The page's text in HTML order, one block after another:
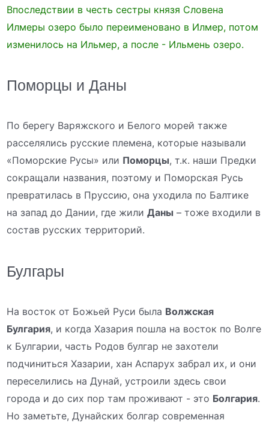
Впоследствии в честь сестры князя Словена
Илмеры озеро было переименовано в Илмер, потом
изменилось на Ильмер, а после - Ильмень озеро.
Поморцы и Даны
По берегу Варяжского и Белого морей также
расселялись русские племена, которые называли
«Поморские Русы» или Поморцы, т.к. наши Предки
сокращали названия, поэтому и Поморская Русь
превратилась в Пруссию, она уходила по Балтике
на запад до Дании, где жилиДаны – тоже входили в
состав русских территорий.
Булгары
На восток от Божьей Руси была Волжская
Булгария, и когда Хазария пошла на восток по Волге
к Булгарии, часть Родов булгар не захотели
подчиниться Хазарии, хан Аспарух забрал их, и они
переселились на Дунай, устроили здесь свои
города и до сих пор там проживают - это Болгария.
Но заметьте, Дунайских болгар современная